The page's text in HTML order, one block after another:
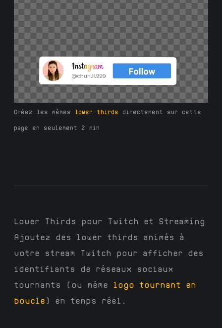
Créez les mêmes lower thirds directement sur cette
page en seulement 2 min
Lower Thirds pour Twitch et Streaming
Ajoutez des lower thirds animés à
votre stream Twitch pour afficher des
identifiants de réseaux sociaux
tournants (ou même logo tournant en
boucle ) en temps réel.